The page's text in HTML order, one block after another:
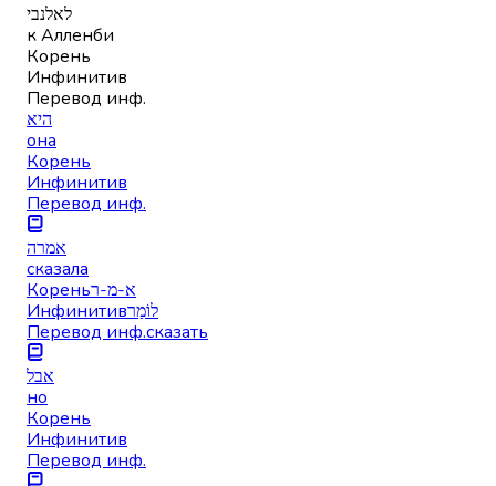
לאלנבי
к Алленби
Корень
Инфинитив
Перевод инф.
היא
она
Корень
Инфинитив
Перевод инф.
אמרה
сказала
Кореньא-מ-ר
Инфинитивלוֹמַר
Перевод инф.сказать
אבל
но
Корень
Инфинитив
Перевод инф.